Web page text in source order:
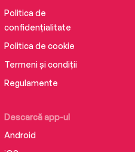
Descarcă app-ul
Android
Politica de
confidențialitate
Politica de cookie
Termeni și condiții
Regulamente